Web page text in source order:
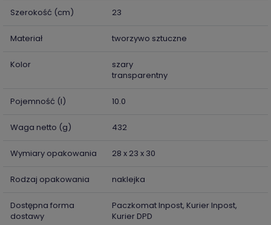
Szerokość (cm) 23
Materiał tworzywo sztuczne
Kolor
szary
transparentny
Pojemność (l) 10.0
Waga netto (g) 432
Wymiary opakowania 28 x 23 x 30
Rodzaj opakowania naklejka
Dostępna forma
dostawy
Paczkomat Inpost, Kurier Inpost,
Kurier DPD